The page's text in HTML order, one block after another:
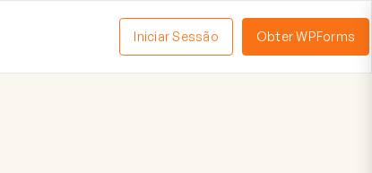
Iniciar Sessão Obter WPForms